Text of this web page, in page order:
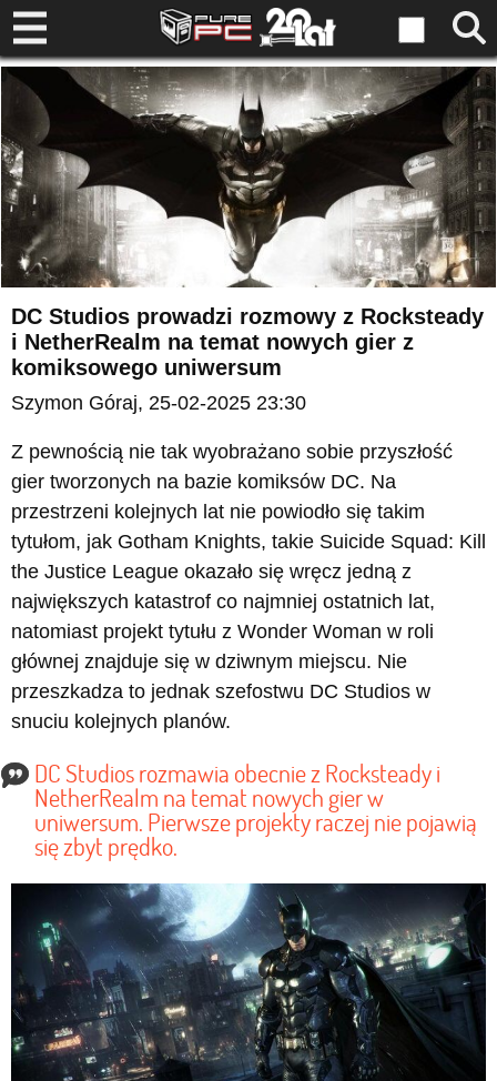
DC Studios prowadzi rozmowy z Rocksteady
i NetherRealm na temat nowych gier z
komiksowego uniwersum
Szymon Góraj, 25-02-2025 23:30
Z pewnością nie tak wyobrażano sobie przyszłość
gier tworzonych na bazie komiksów DC. Na
przestrzeni kolejnych lat nie powiodło się takim
tytułom, jak Gotham Knights, takie Suicide Squad: Kill
the Justice League okazało się wręcz jedną z
największych katastrof co najmniej ostatnich lat,
natomiast projekt tytułu z Wonder Woman w roli
głównej znajduje się w dziwnym miejscu. Nie
przeszkadza to jednak szefostwu DC Studios w
snuciu kolejnych planów.
DC Studios rozmawia obecnie z Rocksteady i
NetherRealm na temat nowych gier w
uniwersum. Pierwsze projekty raczej nie pojawią
się zbyt prędko.